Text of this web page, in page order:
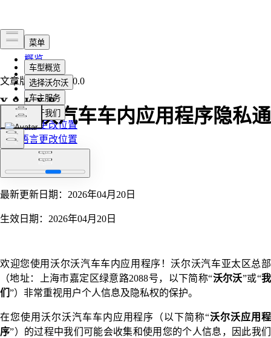
概览
法律
隐私政策
选择语言 更改位置
选择语言更改位置
文章版本 2026.110.0
沃尔沃汽车车内应用程序隐私通
知
最新更新日期：2026年04月20日
生效日期：2026年04月20日
欢迎您使用沃尔沃汽车车内应用程序！沃尔沃汽车亚太区总部
（地址：上海市嘉定区绿意路2088号，以下简称“沃尔沃”或“我
们 ”）非常重视用户个人信息及隐私权的保护。
在您使用沃尔沃汽车车内应用程序（以下简称“沃尔沃应用程
序”）的过程中我们可能会收集和使用您的个人信息，因此我们